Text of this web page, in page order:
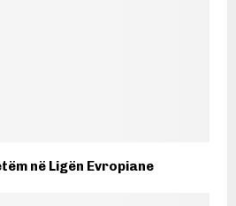
në Ligën Evropiane